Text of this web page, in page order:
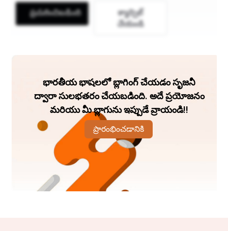
समापन:
दिशा देने के लिए कई आदर्श सुझाव हैं जो हमारे कृषि सेक्टर को
तकनीक, विज्ञानिक खेती प्रणाली, अनुकूलित पानी प्रबंधन, और
किसानों को तकनीकी शिक्षा - ये सभी क्षेत्र हैं जहां हमें नए और
उन्नत उपायों को अपनाने का मौका है।एक सुरक्षित, स्थायी, और
अनुकूलित खेती प्रणाली से हम न केवल खाद्य सुरक्षा को सुनिश्चित
कर सकते हैं, बल्कि किसानों को भी नए और उन्नत तकनीकों के
साथ जोड़कर उनकी आर्थिक स्थिति को सुधार सकते हैं। इस
प्रयास में, सरकार, खेती विशेषज्ञ, और किसान समूहों के सहयोग
से हम एक हरित और समृद्धि भरा भविष्य तय कर सकते हैं। यह नए
दौर की शुरुआत है, जिसमें हम समृद्धि की दिशा में कदम बढ़ा सकते
ప్రచురించిబడింది
క్యాన్సిల్
చేయండి
భారతీయ భాషలలో బ్లాగింగ్ చేయడం సృజనీ
ద్వారా సులభతరం చేయబడింది. అదే ప్రయోజనం
మరియు మీ బ్లాగును ఇప్పుడే వ్రాయండి!!
ప్రారంభించడానికి